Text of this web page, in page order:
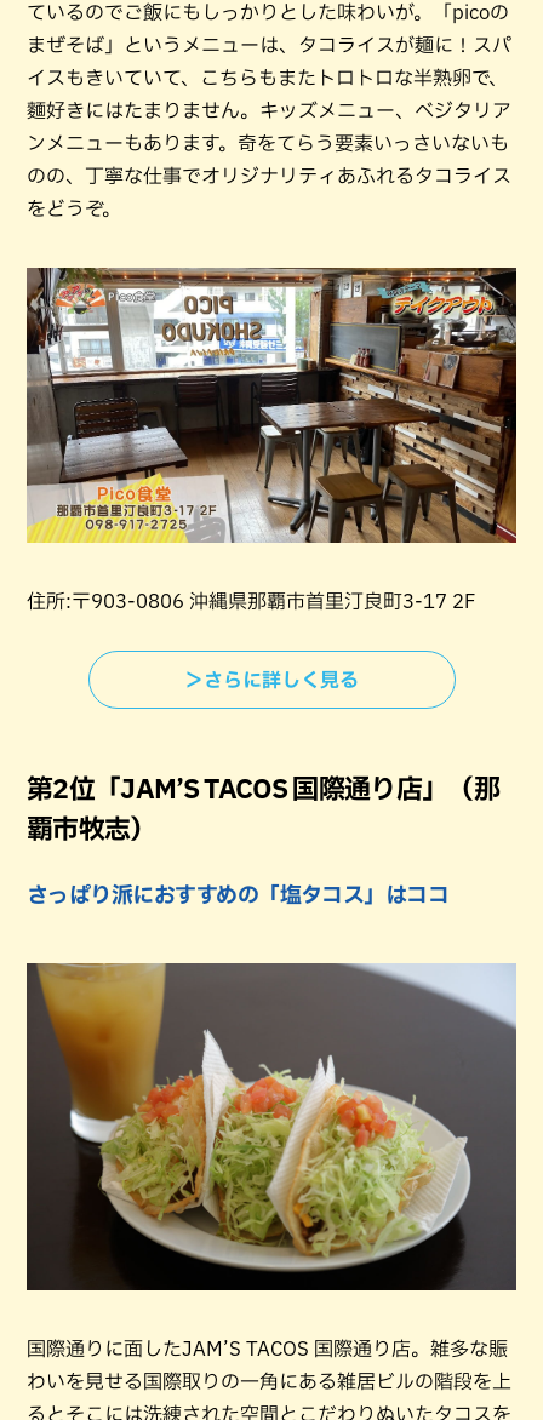
ているのでご飯にもしっかりとした味わいが。「picoの
まぜそば」というメニューは、タコライスが麺に！スパ
イスもきいていて、こちらもまたトロトロな半熟卵で、
麵好きにはたまりません。キッズメニュー、ベジタリア
ンメニューもあります。奇をてらう要素いっさいないも
のの、丁寧な仕事でオリジナリティあふれるタコライス
をどうぞ。
住所:〒903-0806 沖縄県那覇市首里汀良町3-17 2F
＞さらに詳しく見る
第2位「JAM’S TACOS 国際通り店」（那
覇市牧志）
さっぱり派におすすめの「塩タコス」はココ
国際通りに面したJAM’S TACOS 国際通り店。雑多な賑
わいを見せる国際取りの一角にある雑居ビルの階段を上
るとそこには洗練された空間とこだわりぬいたタコスを